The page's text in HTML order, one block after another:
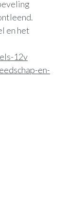
en het
12v
en-